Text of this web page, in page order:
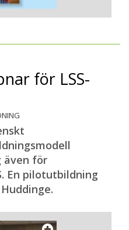
för LSS-
även för
En pilotutbildning